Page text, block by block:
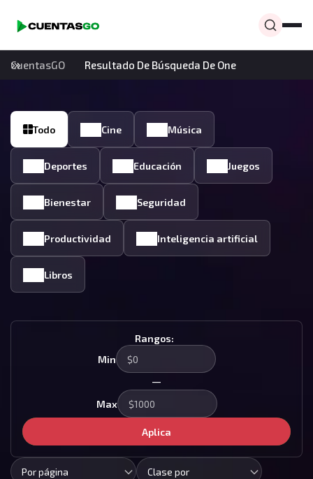
CuentasGO Resultado De Búsqueda De One
Todo Cine Música
Deportes Educación Juegos
Bienestar Seguridad
Productividad Inteligencia artificial
Libros
Rangos:
Min
—
Max
Aplica
Por página Clase por